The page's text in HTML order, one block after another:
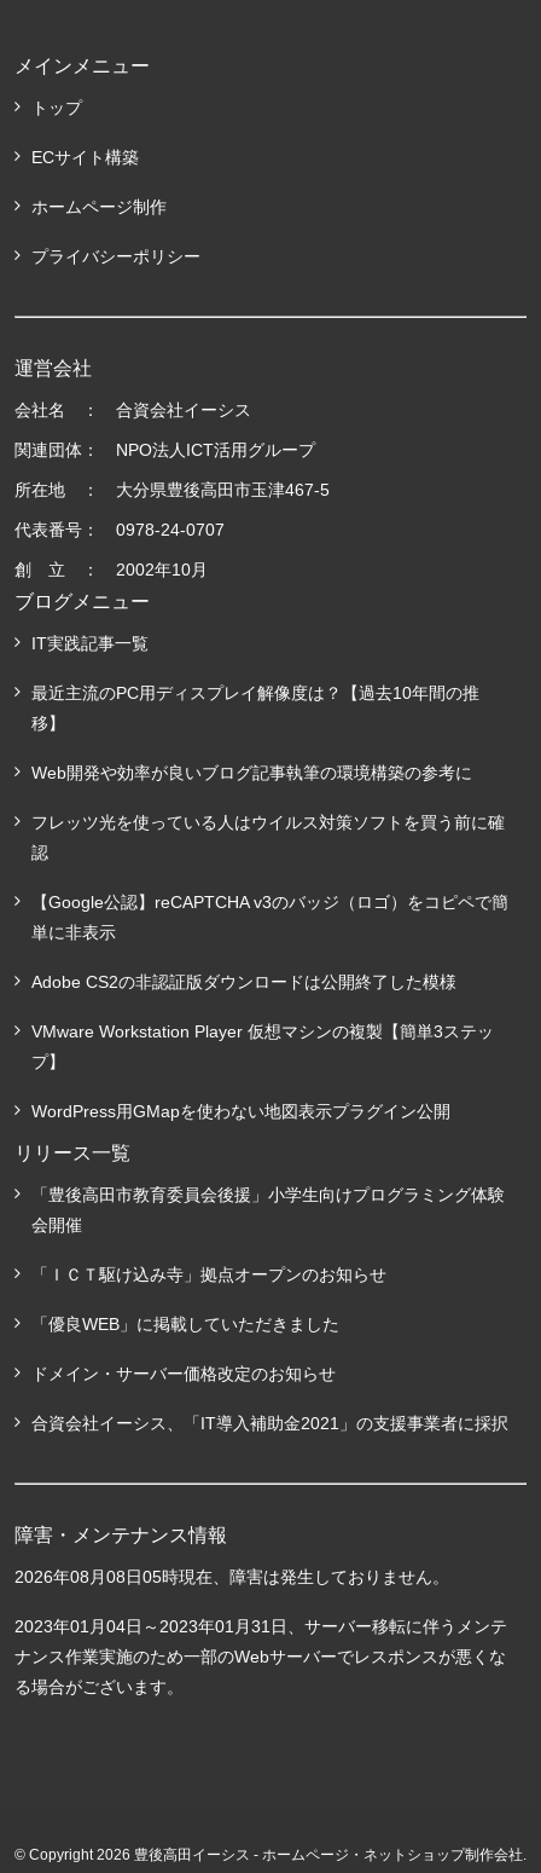
メインメニュー
トップ
ECサイト構築
ホームページ制作
プライバシーポリシー
運営会社
会社名 ： 合資会社イーシス
関連団体： NPO法人ICT活用グループ
所在地 ： 大分県豊後高田市玉津467-5
代表番号： 0978-24-0707
創 立 ： 2002年10月
ブログメニュー
IT実践記事一覧
最近主流のPC用ディスプレイ解像度は？【過去10年間の推
移】
Web開発や効率が良いブログ記事執筆の環境構築の参考に
フレッツ光を使っている人はウイルス対策ソフトを買う前に確
認
【Google公認】reCAPTCHA v3のバッジ（ロゴ）をコピペで簡
単に非表示
Adobe CS2の非認証版ダウンロードは公開終了した模様
VMware Workstation Player 仮想マシンの複製【簡単3ステッ
プ】
WordPress用GMapを使わない地図表示プラグイン公開
リリース一覧
「豊後高田市教育委員会後援」小学生向けプログラミング体験
会開催
「ＩＣＴ駆け込み寺」拠点オープンのお知らせ
「優良WEB」に掲載していただきました
ドメイン・サーバー価格改定のお知らせ
合資会社イーシス、「IT導入補助金2021」の支援事業者に採択
障害・メンテナンス情報
2026年08月08日05時現在、障害は発生しておりません。
2023年01月04日～2023年01月31日、サーバー移転に伴うメンテ
ナンス作業実施のため一部のWebサーバーでレスポンスが悪くな
る場合がございます。
© Copyright 2026 豊後高田イーシス - ホームページ・ネットショップ制作会社.